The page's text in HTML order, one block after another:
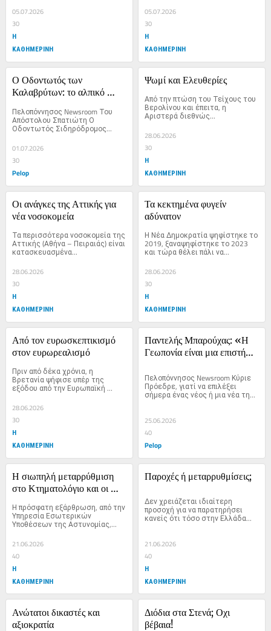
05.07.2026
30
Η
ΚΑΘΗΜΕΡΙΝΗ
05.07.2026
30
Η
ΚΑΘΗΜΕΡΙΝΗ
Ο Οδοντωτός των
Καλαβρύτων: το αλπικό
αφήνουμε να μαραζώνει
Πελοπόννησος Newsroom Του
Απόστολου Σπατιώτη Ο
Οδοντωτός Σιδηρόδρομος...
01.07.2026
30
Pelop
Ψωμί και Ελευθερίες
Από την πτώση του Τείχους του
Βερολίνου και έπειτα, η
Αριστερά διεθνώς...
28.06.2026
30
Η
ΚΑΘΗΜΕΡΙΝΗ
Οι ανάγκες της Αττικής για
νέα νοσοκομεία
Τα περισσότερα νοσοκομεία της
Αττικής (Αθήνα – Πειραιάς) είναι
κατασκευασμένα...
28.06.2026
30
Η
ΚΑΘΗΜΕΡΙΝΗ
Τα κεκτημένα φυγείν
αδύνατον
Η Νέα Δημοκρατία ψηφίστηκε το
2019, ξαναψηφίστηκε το 2023
και τώρα θέλει πάλι να...
28.06.2026
30
Η
ΚΑΘΗΜΕΡΙΝΗ
Από τον ευρωσκεπτικισμό
στον ευρωρεαλισμό
Πριν από δέκα χρόνια, η
Βρετανία ψήφισε υπέρ της
εξόδου από την Ευρωπαϊκή
Ενωση. Η...
28.06.2026
30
Η
ΚΑΘΗΜΕΡΙΝΗ
Παντελής Μπαρούχας: «Η
Γεωπονία είναι μια επιστήμη
προοπτική στο αύριο»
Πελοπόννησος Newsroom Κύριε
Πρόεδρε, γιατί να επιλέξει
σήμερα ένας νέος ή μια νέα τη...
25.06.2026
40
Pelop
Η σιωπηλή μεταρρύθμιση
στο Κτηματολόγιο και οι
Η πρόσφατη εξάρθρωση, από την
Υπηρεσία Εσωτερικών
Υποθέσεων της Αστυνομίας,...
21.06.2026
40
Η
ΚΑΘΗΜΕΡΙΝΗ
Παροχές ή μεταρρυθμίσεις;
Δεν χρειάζεται ιδιαίτερη
προσοχή για να παρατηρήσει
κανείς ότι τόσο στην Ελλάδα...
21.06.2026
40
Η
ΚΑΘΗΜΕΡΙΝΗ
Ανώτατοι δικαστές και
αξιοκρατία
Διόδια στα Στενά; Οχι
βέβαια!